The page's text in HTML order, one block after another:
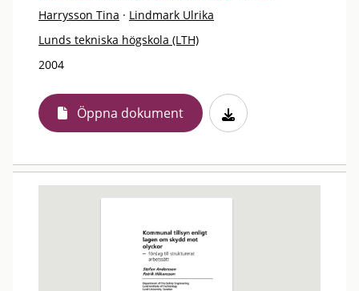
Harrysson Tina · Lindmark Ulrika
Lunds tekniska högskola (LTH)
2004
Öppna dokument